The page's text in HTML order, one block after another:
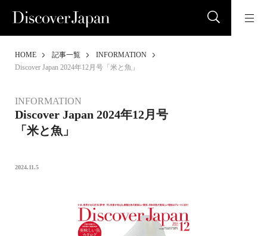
HOME 記事一覧
INFORMATION
Discover Japan 2024年12月号「米と魚」
INFORMATION
Discover Japan 2024年12月号
「米と魚」
2024.11.5